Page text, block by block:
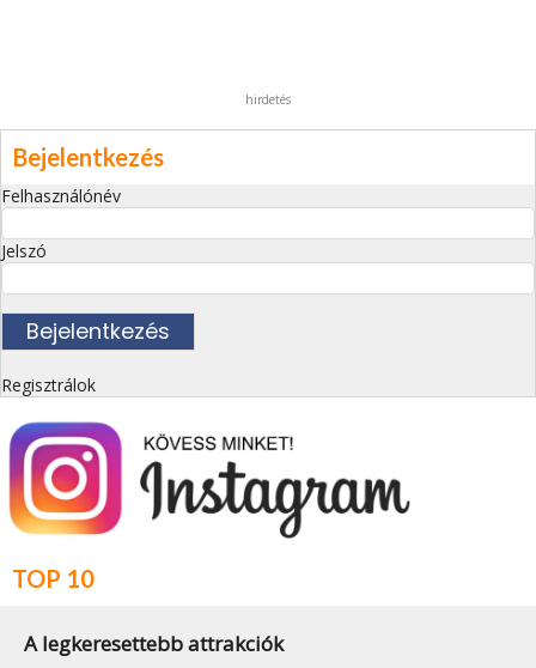
hirdetés
Bejelentkezés
Felhasználónév
Jelszó
Regisztrálok
TOP 10
A legkeresettebb attrakciók